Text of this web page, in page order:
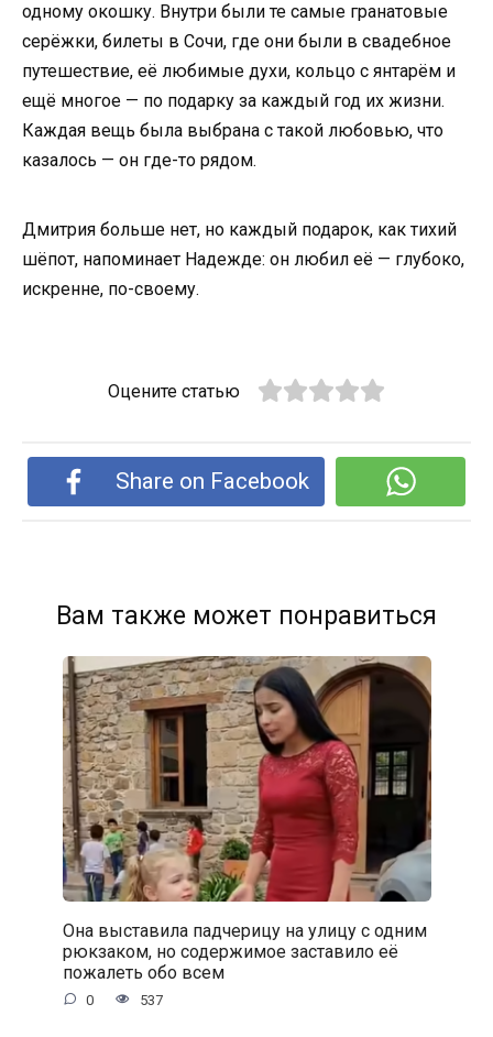
одному окошку. Внутри были те самые гранатовые
серёжки, билеты в Сочи, где они были в свадебное
путешествие, её любимые духи, кольцо с янтарём и
ещё многое — по подарку за каждый год их жизни.
Каждая вещь была выбрана с такой любовью, что
казалось — он где-то рядом.
Дмитрия больше нет, но каждый подарок, как тихий
шёпот, напоминает Надежде: он любил её — глубоко,
искренне, по-своему.
Оцените статью
Share on Facebook
Вам также может понравиться
Она выставила падчерицу на улицу с одним
рюкзаком, но содержимое заставило её
пожалеть обо всем
0 537